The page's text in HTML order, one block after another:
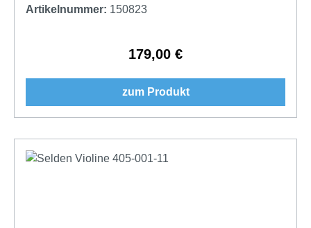
Artikelnummer: 150823
Regulärer Preis:
179,00 €
zum Produkt